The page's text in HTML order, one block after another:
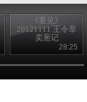
《看见》
20121111 王令章
卖葱记
28:25